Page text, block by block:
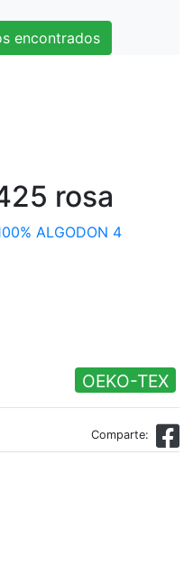
encontrados
rosa
ALGODON 4
OEKO-TEX
Comparte: